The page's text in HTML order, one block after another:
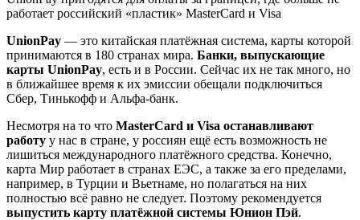
работает российский «пластик» MasterCard и Visa
UnionPay — это китайская платёжная система, карты которой
принимаются в 180 странах мира. Банки, выпускающие
карты UnionPay, есть и в России. Сейчас их не так много, но
в ближайшее время к их эмиссии обещали подключиться
Сбер, Тинькофф и Альфа-банк.
Несмотря на то что MasterCard и Visa останавливают
работу у нас в стране, у россиян ещё есть возможность не
лишиться международного платёжного средства. Конечно,
карта Мир работает в странах ЕЭС, а также за его пределами,
например, в Турции и Вьетнаме, но полагаться на них
полностью всё равно не следует. Поэтому рекомендуется
выпустить карту платёжной системы Юнион Пэй.